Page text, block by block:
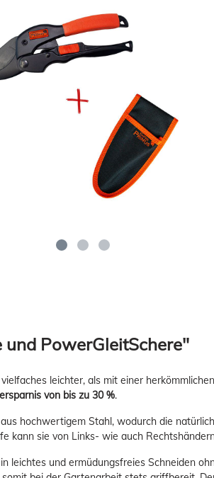
PowerGleitSchere"
leichter, als mit einer
von bis zu 30 %.
hochwertigem Stahl, wodurch die
kann sie von Links- wie auch
leichtes und ermüdungsfreies Schneiden